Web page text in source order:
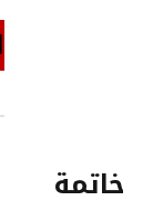
خاتمة